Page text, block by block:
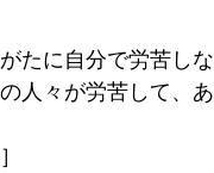
たに自分で労苦し
人々が労苦して、